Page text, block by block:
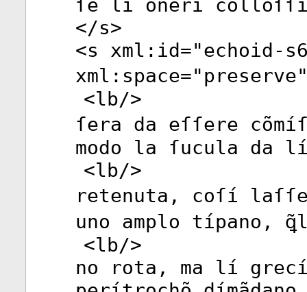
ſe lí onerí
</s>
<s xml:id="echoid-
xml:space="preserve
<lb/>
ſera da eſſere
modo la ſucula da
<lb/>
retenuta, coſí
uno amplo típano,
<lb/>
no rota, ma lí